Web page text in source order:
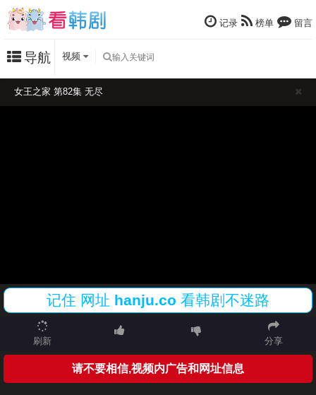
记录 榜单 留言
导航 视频
女王之家 第82集 无尽
记住 网址 hanju.co 看韩剧不迷路
刷新 分享
请不要相信,视频内广告和网址信息